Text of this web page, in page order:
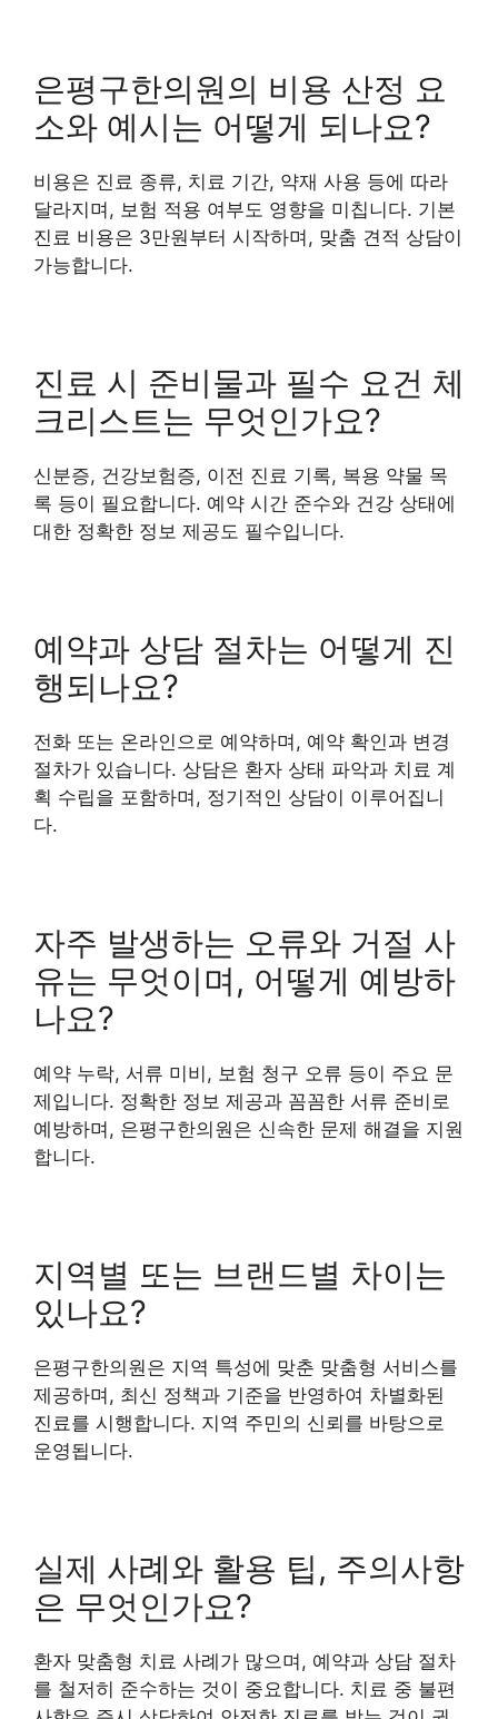
은평구한의원의 비용 산정 요
소와 예시는 어떻게 되나요?
비용은 진료 종류, 치료 기간, 약재 사용 등에 따라
달라지며, 보험 적용 여부도 영향을 미칩니다. 기본
진료 비용은 3만원부터 시작하며, 맞춤 견적 상담이
가능합니다.
진료 시 준비물과 필수 요건 체
크리스트는 무엇인가요?
신분증, 건강보험증, 이전 진료 기록, 복용 약물 목
록 등이 필요합니다. 예약 시간 준수와 건강 상태에
대한 정확한 정보 제공도 필수입니다.
예약과 상담 절차는 어떻게 진
행되나요?
전화 또는 온라인으로 예약하며, 예약 확인과 변경
절차가 있습니다. 상담은 환자 상태 파악과 치료 계
획 수립을 포함하며, 정기적인 상담이 이루어집니
다.
자주 발생하는 오류와 거절 사
유는 무엇이며, 어떻게 예방하
나요?
예약 누락, 서류 미비, 보험 청구 오류 등이 주요 문
제입니다. 정확한 정보 제공과 꼼꼼한 서류 준비로
예방하며, 은평구한의원은 신속한 문제 해결을 지원
합니다.
지역별 또는 브랜드별 차이는
있나요?
은평구한의원은 지역 특성에 맞춘 맞춤형 서비스를
제공하며, 최신 정책과 기준을 반영하여 차별화된
진료를 시행합니다. 지역 주민의 신뢰를 바탕으로
운영됩니다.
실제 사례와 활용 팁, 주의사항
은 무엇인가요?
환자 맞춤형 치료 사례가 많으며, 예약과 상담 절차
를 철저히 준수하는 것이 중요합니다. 치료 중 불편